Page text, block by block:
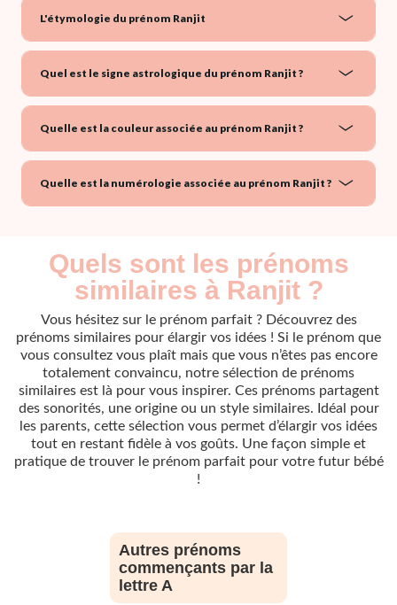
L'étymologie du prénom Ranjit
Quel est le signe astrologique du prénom Ranjit ?
Quelle est la couleur associée au prénom Ranjit ?
Quelle est la numérologie associée au prénom Ranjit ?
Quels sont les prénoms
similaires à Ranjit ?
Vous hésitez sur le prénom parfait ? Découvrez des
prénoms similaires pour élargir vos idées ! Si le prénom que
vous consultez vous plaît mais que vous n’êtes pas encore
totalement convaincu, notre sélection de prénoms
similaires est là pour vous inspirer. Ces prénoms partagent
des sonorités, une origine ou un style similaires. Idéal pour
les parents, cette sélection vous permet d’élargir vos idées
tout en restant fidèle à vos goûts. Une façon simple et
pratique de trouver le prénom parfait pour votre futur bébé
!
Autres prénoms
commençants par la
lettre A